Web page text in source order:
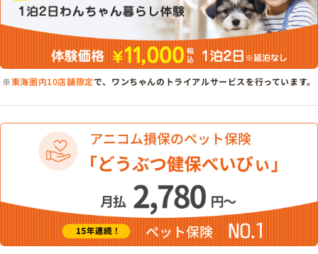
※東海圏内10店舗限定で、ワンちゃんのトライアルサービスを行っています。